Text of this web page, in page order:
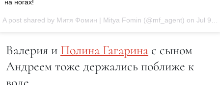
на ногах!
A post shared by Митя Фомин | Mitya Fomin (@mf_agent) on Jul 9, 2016 at 3:51am PDT
Валерия и Полина Гагарина с сыном
Андреем тоже держались поближе к